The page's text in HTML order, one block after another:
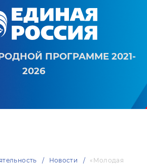
ПРОГРАММЕ 2021-
2026
Новости
«Молодая